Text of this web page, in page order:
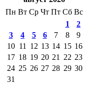
Пн Вт Ср Чт Пт Сб Вс
1
2
3
4 5 6 7 8
9
10 11 12 13 14 15 16
17 18 19 20 21 22 23
24 25 26 27 28 29 30
31